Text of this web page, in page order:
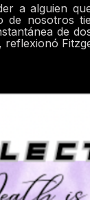
a alguien
nosotros
de
reflexionó